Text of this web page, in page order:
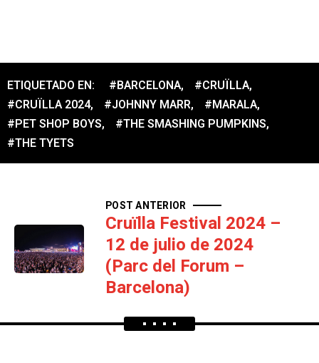
ETIQUETADO EN: #BARCELONA, #CRUÏLLA,
#CRUÏLLA 2024, #JOHNNY MARR, #MARALA,
#PET SHOP BOYS, #THE SMASHING PUMPKINS,
#THE TYETS
POST ANTERIOR
Cruïlla Festival 2024 –
12 de julio de 2024
(Parc del Forum –
Barcelona)